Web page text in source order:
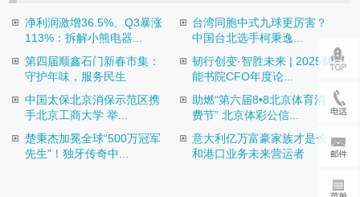
净利润激增36.5%、Q3暴涨
113%：拆解小熊电器...
台湾同胞中式九球更厉害？
中国台北选手柯秉逸...
第四届顺鑫石门新春市集：
守护年味，服务民生
韧行创变·智胜未来 | 2025财
能书院CFO年度论...
中国太保北京消保示范区携
手北京工商大学 举...
助燃“第六届8•8北京体育消
费节” 北京体彩公信...
楚秉杰加冕全球“500万冠军
先生”！独牙传奇中...
意大利亿万富豪家族才是长
和港口业务未来营运者